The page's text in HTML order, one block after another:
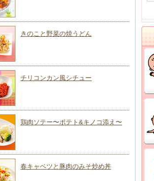
きのこと野菜の焼うどん
チリコンカン風シチュー
鶏肉ソテー〜ポテト&キノコ添え〜
春キャベツと豚肉のみそ炒め丼